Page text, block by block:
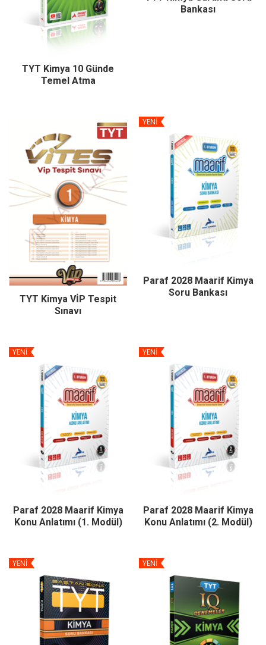
TYT Kimya 10 Günde
Temel Atma
Bankası
TYT Kimya VİP Tespit
Sınavı
YENİ
Paraf 2028 Maarif Kimya
Soru Bankası
YENİ
Paraf 2028 Maarif Kimya
Konu Anlatımı (1. Modül)
YENİ
Paraf 2028 Maarif Kimya
Konu Anlatımı (2. Modül)
YENİ YENİ